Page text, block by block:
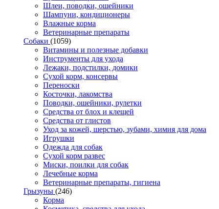
Шлеи, поводки, ошейники
Шампуни, кондиционеры
Влажные корма
Ветеринарные препараты
Собаки (1059)
Витамины и полезные добавки
Инструменты для ухода
Лежаки, подстилки, домики
Сухой корм, консервы
Переноски
Косточки, лакомства
Поводки, ошейники, рулетки
Средства от блох и клещей
Средства от глистов
Уход за кожей, шерстью, зубами, химия для дома
Игрушки
Одежда для собак
Сухой корм развес
Миски, поилки для собак
Лечебные корма
Ветеринарные препараты, гигиена
Грызуны (246)
Корма